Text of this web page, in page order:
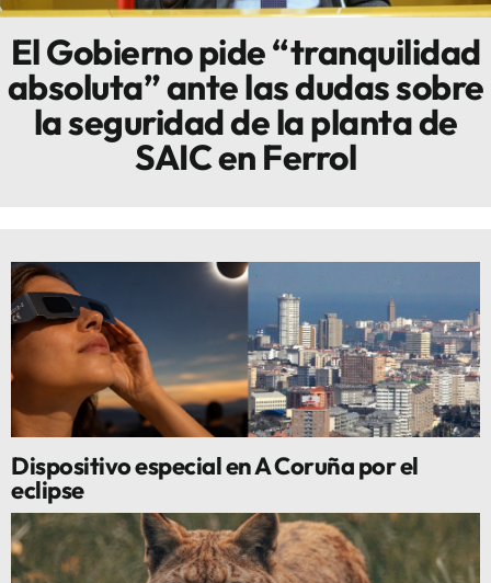
Innova
El Gobierno pide “tranquilidad
absoluta” ante las dudas sobre
la seguridad de la planta de
SAIC en Ferrol
Dispositivo especial en A Coruña por el
eclipse